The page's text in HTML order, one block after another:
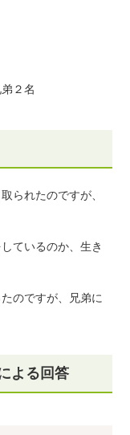
２名
られたのですが、
ているのか、生き
のですが、兄弟に
よる回答